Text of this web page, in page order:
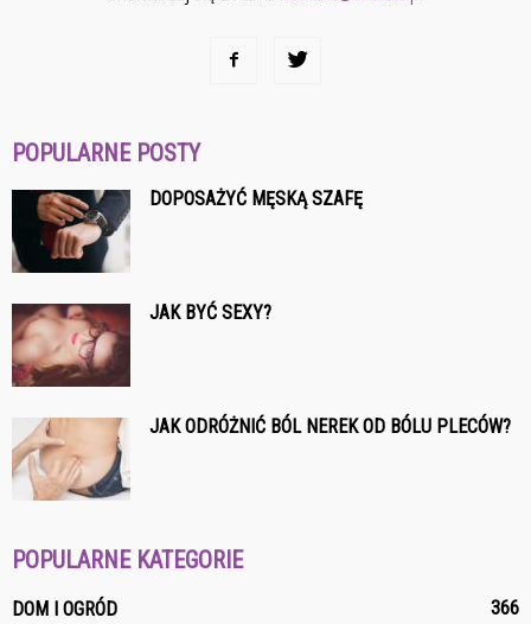
POPULARNE POSTY
DOPOSAŻYĆ MĘSKĄ SZAFĘ
JAK BYĆ SEXY?
JAK ODRÓŻNIĆ BÓL NEREK OD BÓLU PLECÓW?
POPULARNE KATEGORIE
DOM I OGRÓD 366